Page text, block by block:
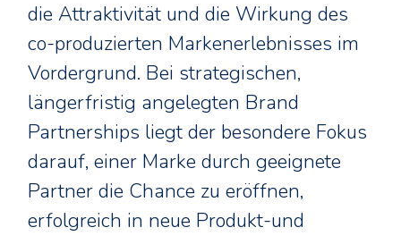
die Attraktivität und die Wirkung des
co-produzierten Markenerlebnisses im
Vordergrund. Bei strategischen,
längerfristig angelegten Brand
Partnerships liegt der besondere Fokus
darauf, einer Marke durch geeignete
Partner die Chance zu eröffnen,
erfolgreich in neue Produkt-und